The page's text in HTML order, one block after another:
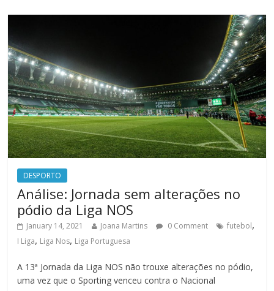
DESPORTO
Análise: Jornada sem alterações no
pódio da Liga NOS
January 14, 2021 Joana Martins 0 Comment futebol,
I Liga, Liga Nos, Liga Portuguesa
A 13ª Jornada da Liga NOS não trouxe alterações no pódio,
uma vez que o Sporting venceu contra o Nacional